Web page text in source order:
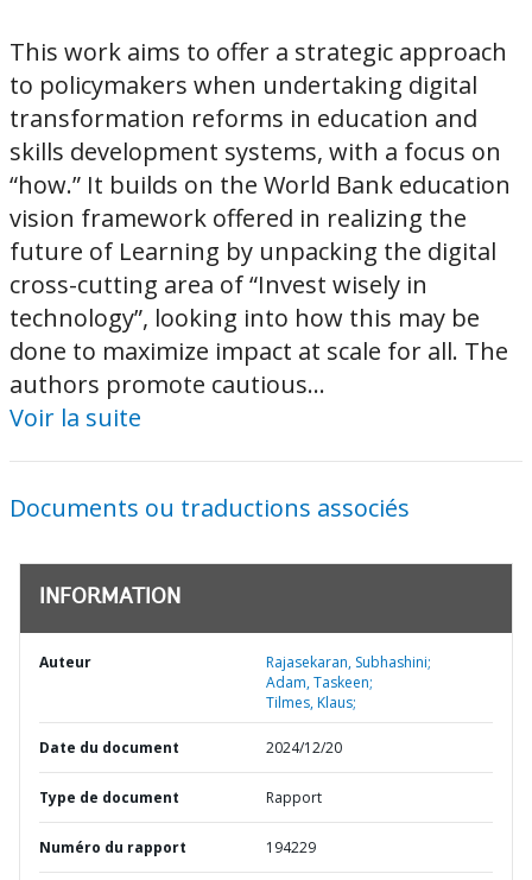
This work aims to offer a strategic approach
to policymakers when undertaking digital
transformation reforms in education and
skills development systems, with a focus on
“how.” It builds on the World Bank education
vision framework offered in realizing the
future of Learning by unpacking the digital
cross-cutting area of “Invest wisely in
technology”, looking into how this may be
done to maximize impact at scale for all. The
authors promote cautious...
Voir la suite
Documents ou traductions associés
INFORMATION
Auteur
Rajasekaran, Subhashini;
Adam, Taskeen;
Tilmes, Klaus;
Date du document 2024/12/20
Type de document Rapport
Numéro du rapport 194229